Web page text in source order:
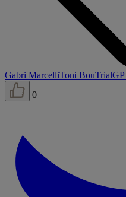
Gabri MarcelliToni Bou
0